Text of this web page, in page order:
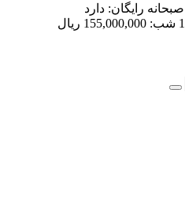
صبحانه رایگان: دارد
155,000,000 ریال